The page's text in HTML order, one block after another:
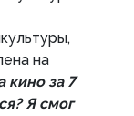
на
кино за 7
Я смог